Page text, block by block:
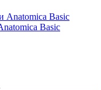
Basic